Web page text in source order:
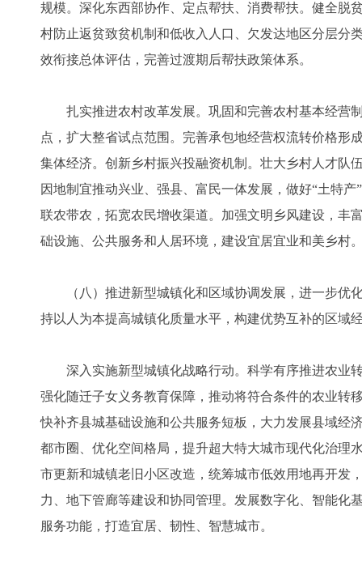
规模。深化东西部协作、定点帮扶、消费帮扶。健全脱
村防止返贫致贫机制和低收入人口、欠发达地区分层分
效衔接总体评估，完善过渡期后帮扶政策体系。
扎实推进农村改革发展。巩固和完善农村基本经营
点，扩大整省试点范围。完善承包地经营权流转价格形
集体经济。创新乡村振兴投融资机制。壮大乡村人才队
因地制宜推动兴业、强县、富民一体发展，做好“土特
联农带农，拓宽农民增收渠道。加强文明乡风建设，丰
础设施、公共服务和人居环境，建设宜居宜业和美乡村
（八）推进新型城镇化和区域协调发展，进一步优
持以人为本提高城镇化质量水平，构建优势互补的区域
深入实施新型城镇化战略行动。科学有序推进农业
强化随迁子女义务教育保障，推动将符合条件的农业转
快补齐县城基础设施和公共服务短板，大力发展县域经
都市圈、优化空间格局，提升超大特大城市现代化治理
市更新和城镇老旧小区改造，统筹城市低效用地再开发
力、地下管廊等建设和协同管理。发展数字化、智能化
服务功能，打造宜居、韧性、智慧城市。